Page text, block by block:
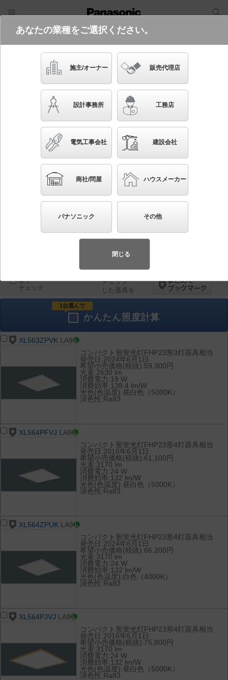
電気・建築設備（ビジネス）
照明器具検索
品番・キーワード
関連商品検索 パネル付埋込型ベースライト（同サイ
ズ）
件 1/6
生産終了品を省く 生産終了予定品を省く
ダウンロード
全て
チェック
チェック
した器具を
1台選んで
かんたん 照度計算
XL563ZPVK LA9
コンパクト形蛍光灯FHP23形3灯器具相当
発売日:2024年6月1日
希望小売価格(税抜):59,300円
光束:2630 lm
消費電力:19 W
消費効率:138.4 lm/W
光色(色温度):昼白色（5000K）
演色性:Ra83
XL564PFVJ LA9
コンパクト形蛍光灯FHP23形4灯器具相当
発売日:2016年6月1日
希望小売価格(税抜):61,100円
光束:3170 lm
消費電力:24 W
消費効率:132 lm/W
光色(色温度):昼白色（5000K）
演色性:Ra83
XL564ZPUK LA9
コンパクト形蛍光灯FHP23形4灯器具相当
発売日:2024年6月1日
希望小売価格(税抜):66,200円
光束:3170 lm
消費電力:24 W
消費効率:132 lm/W
光色(色温度):白色（4000K）
演色性:Ra83
XL564PJVJ LA9
コンパクト形蛍光灯FHP23形4灯器具相当
発売日:2016年6月1日
希望小売価格(税抜):75,800円
光束:3170 lm
消費電力:24 W
消費効率:132 lm/W
光色(色温度):昼白色（5000K）
演色性:Ra83
あなたの業種をご選択ください。
施主/オーナー 販売代理店
設計事務所 工務店
電気工事会社 建設会社
商社/問屋 ハウスメーカー
パナソニック その他
閉じる